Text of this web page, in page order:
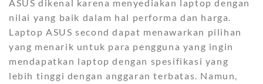
ASUS dikenal karena menyediakan laptop dengan
nilai yang baik dalam hal performa dan harga.
Laptop ASUS second dapat menawarkan pilihan
yang menarik untuk para pengguna yang ingin
mendapatkan laptop dengan spesifikasi yang
lebih tinggi dengan anggaran terbatas. Namun,